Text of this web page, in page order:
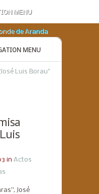
MENU
MENU
José Luis Borau"
in Actos
José